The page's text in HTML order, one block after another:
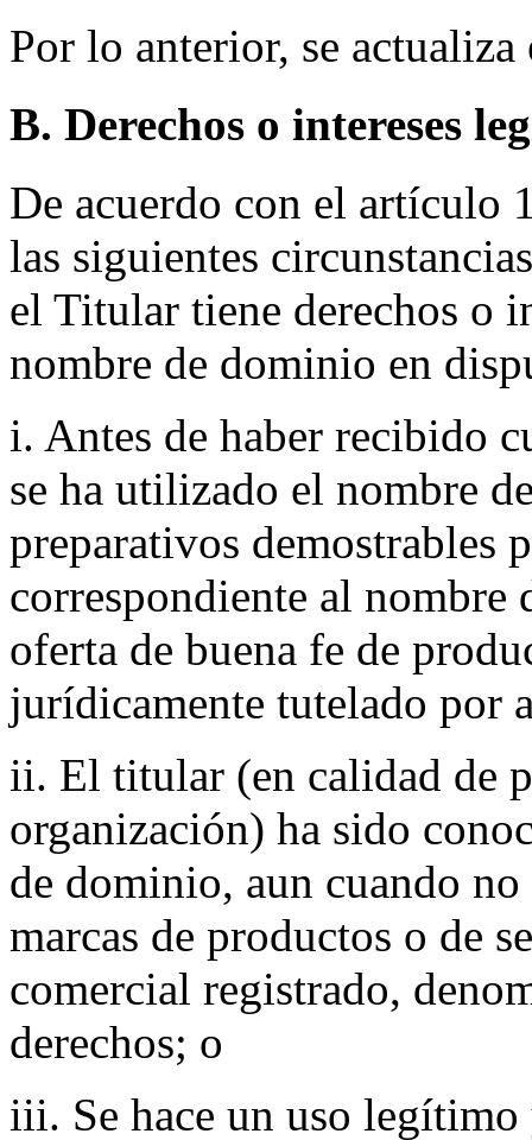
Por lo anterior, se
B. Derechos o intereses
De acuerdo con el artículo
las siguientes
el Titular tiene derechos o
nombre de dominio en
i. Antes de haber recibido
se ha utilizado el nombre
preparativos demostrables
correspondiente al
oferta de buena fe de
jurídicamente tutelado por
ii. El titular (en calidad de
organización) ha sido
de dominio, aun cuando
marcas de productos o de
comercial registrado,
derechos; o
iii. Se hace un uso